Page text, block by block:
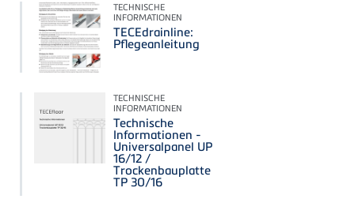
TECHNISCHE
INFORMATIONEN
TECEdrainline:
Pflegeanleitung
TECHNISCHE
INFORMATIONEN
Technische
Informationen -
Universalpanel UP
16/12 /
Trockenbauplatte
TP 30/16